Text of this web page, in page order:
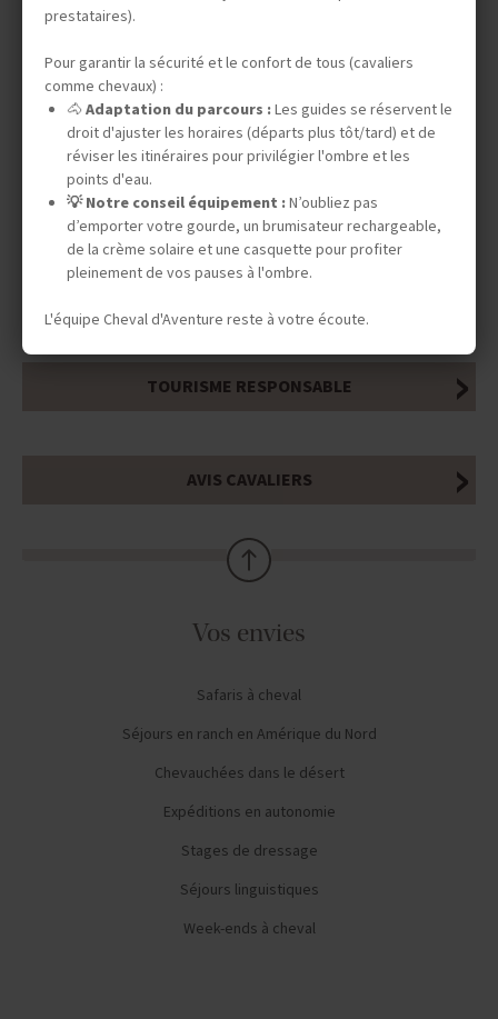
DATES & PRIX
INFOS ÉQUESTRES
TOURISME RESPONSABLE
AVIS CAVALIERS
Vos envies
Safaris à cheval
Séjours en ranch en Amérique du Nord
Chevauchées dans le désert
Expéditions en autonomie
Stages de dressage
Séjours linguistiques
Week-ends à cheval
prestataires).
Pour garantir la sécurité et le confort de tous (cavaliers
comme chevaux) :
🐴 Adaptation du parcours :Les guides se réservent le
droit d'ajuster les horaires (départs plus tôt/tard) et de
réviser les itinéraires pour privilégier l'ombre et les
points d'eau.
💡 Notre conseil équipement :N’oubliez pas
d’emporter votre gourde, un brumisateur rechargeable,
de la crème solaire et une casquette pour profiter
pleinement de vos pauses à l'ombre.
L'équipe Cheval d'Aventure reste à votre écoute.